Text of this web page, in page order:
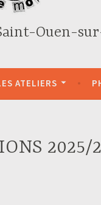
Ouen-
ATELIERS
2025/